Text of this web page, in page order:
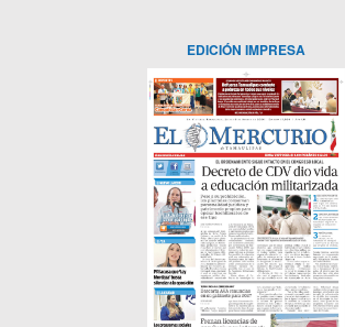
EDICIÓN IMPRESA